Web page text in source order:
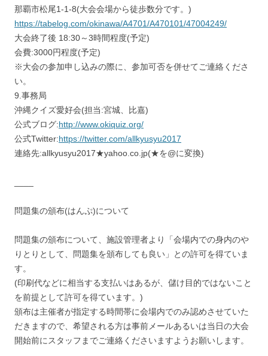
那覇市松尾1-1-8(大会会場から徒歩数分です。)
https://tabelog.com/okinawa/A4701/A470101/47004249/
大会終了後 18:30～3時間程度(予定)
会費:3000円程度(予定)
※大会の参加申し込みの際に、参加可否を併せてご連絡くださ
い。
9.事務局
沖縄クイズ愛好会(担当:宮城、比嘉)
公式ブログ:http://www.okiquiz.org/
公式Twitter:https://twitter.com/allkyusyu2017
連絡先:allkyusyu2017★yahoo.co.jp(★を@に変換)
問題集の頒布(はんぷ)について
問題集の頒布について、施設管理者より「会場内での身内のや
りとりとして、問題集を頒布しても良い」との許可を得ていま
す。
(印刷代などに相当する支払いはあるが、儲け目的ではないこと
を前提として許可を得ています。)
頒布は主催者が指定する時間帯に会場内でのみ認めさせていた
だきますので、希望される方は事前メールあるいは当日の大会
開始前にスタッフまでご連絡くださいますようお願いします。